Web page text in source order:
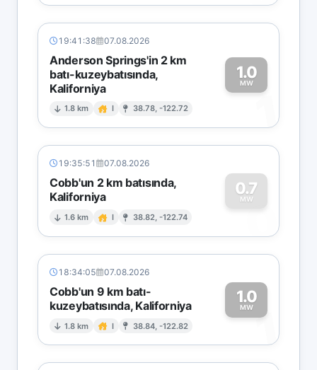
19:41:38 07.08.2026
Anderson Springs'in 2 km
batı-kuzeybatısında,
Kaliforniya
1.8 km I 38.78, -122.72
1.0
MW
1
19:35:51 07.08.2026
Cobb'un 2 km batısında,
Kaliforniya
1.6 km I 38.82, -122.74
0.7
MW
0
18:34:05 07.08.2026
Cobb'un 9 km batı-
kuzeybatısında, Kaliforniya
1.8 km I 38.84, -122.82
1.0
MW1